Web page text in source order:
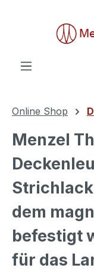
Online Shop
Menzel
Strichlack
dem
befestigt
für das